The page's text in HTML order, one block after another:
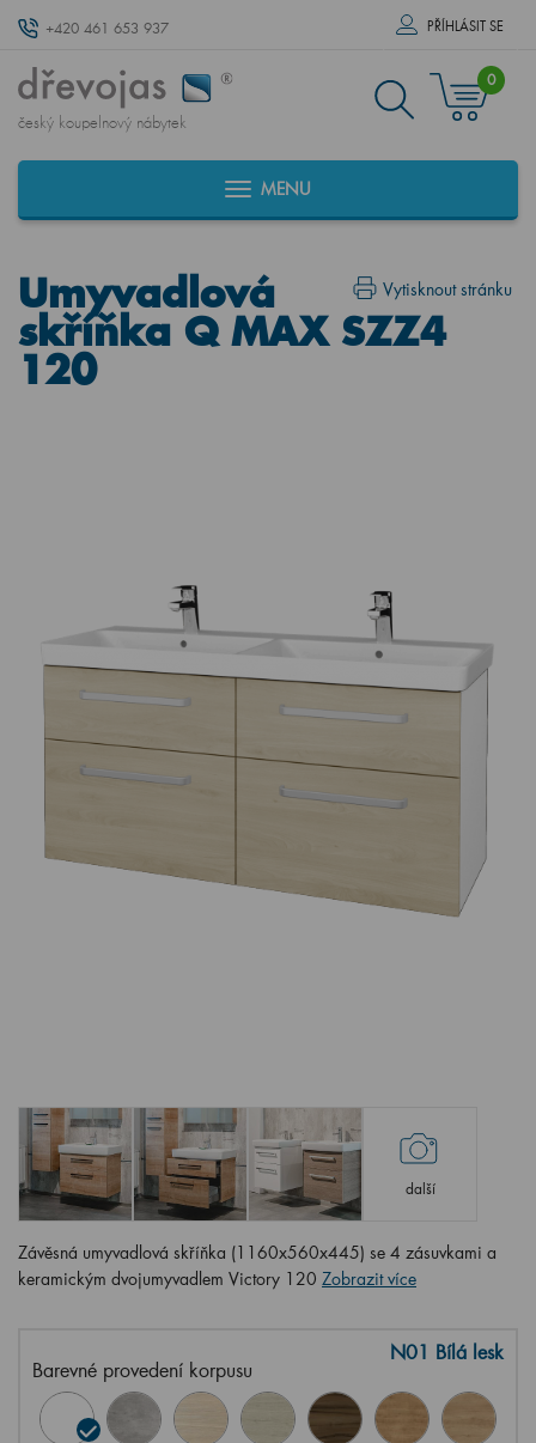
+420 461 653 937 PŘÍHLÁSIT SE
český koupelnový nábytek
0
MENU
Vytisknout stránku
Umyvadlová
skříňka Q MAX SZZ4
120
další
Závěsná umyvadlová skříňka (1160x560x445) se 4 zásuvkami a
keramickým dvojumyvadlem Victory 120 Zobrazit více
Barevné provedení korpusu
N01 Bílá lesk